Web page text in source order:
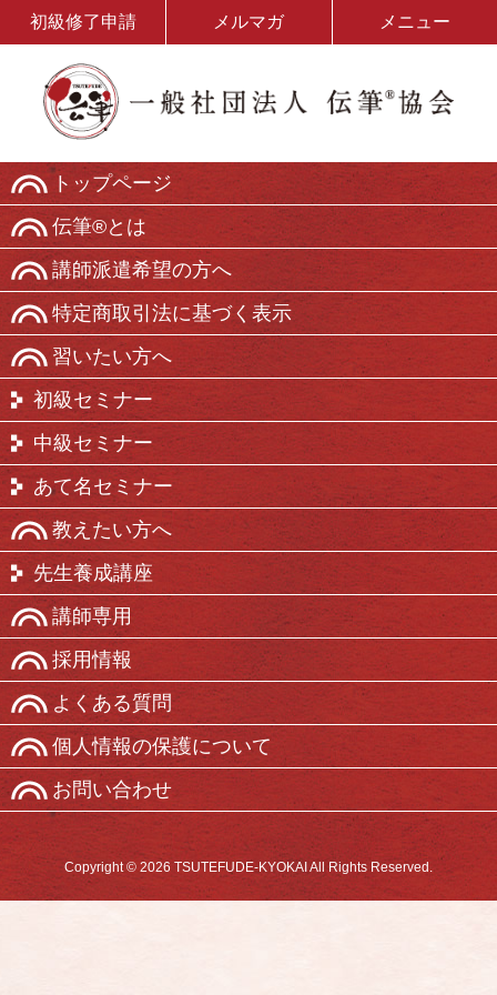
初級修了申請 メルマガ メニュー
トップページ
伝筆®とは
講師派遣希望の方へ
特定商取引法に基づく表示
習いたい方へ
初級セミナー
中級セミナー
あて名セミナー
教えたい方へ
先生養成講座
講師専用
採用情報
よくある質問
個人情報の保護について
お問い合わせ
Copyright © 2026 TSUTEFUDE-KYOKAI All Rights Reserved.